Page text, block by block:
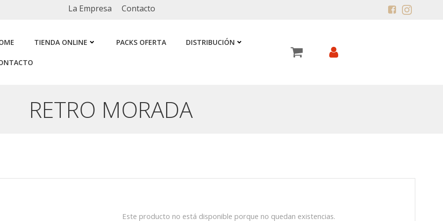
La Empresa Contacto
TIENDA ONLINE PACKS OFERTA DISTRIBUCIÓN
RETRO MORADA
Este producto no está disponible porque no quedan existencias.